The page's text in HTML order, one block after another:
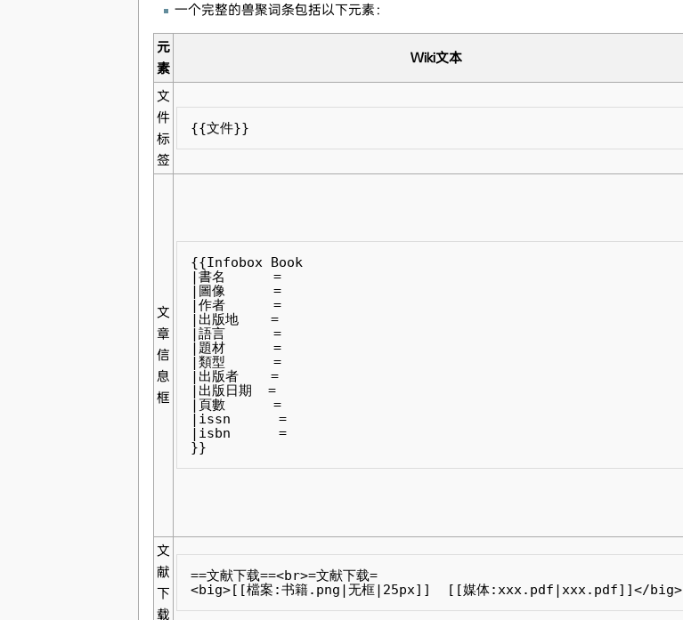
一个完整的兽聚词条包括以下元素：
元
素
Wiki文本
文
件
标
签
{{文件}}
文
章
信
息
框
{{Infobox Book
|書名      =
|圖像      =
|作者      =
|出版地    =
|語言      =
|題材      =
|類型      =
|出版者    =
|出版日期  =
|頁數      =
|issn      =
|isbn      =
}}
文
献
下
载
==文献下载==<br>=文献下载=
<big>[[檔案:书籍.png|无框|25px]]  [[媒体:xxx.pdf|xxx.pdf]]</big>